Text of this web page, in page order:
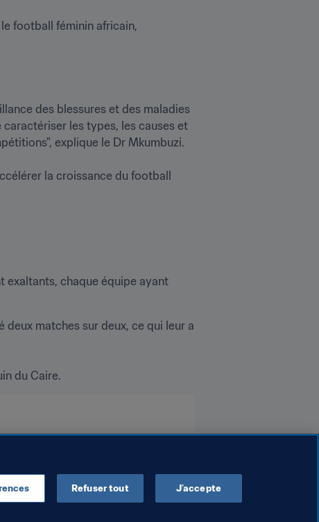
football féminin africain,
des blessures et des maladies
les types, les causes et
explique le Dr Mkumbuzi.
la croissance du football
exaltants, chaque équipe ayant
deux matches sur deux, ce qui leur a
du Caire.
Refuser tout J’accepte